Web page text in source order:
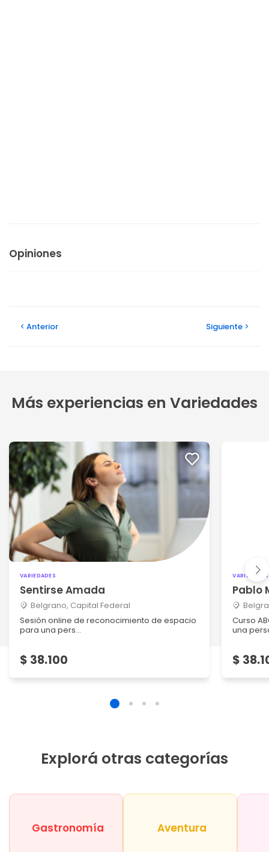
Opiniones
Anterior Siguiente
Más experiencias en Variedades
VARIEDADES
Sentirse Amada
Belgrano, Capital Federal
Sesión online de reconocimiento de espacio
para una pers...
$ 38.100
VARIEDADES
Pablo
Curso
una
$
Explorá otras categorías
Gastronomía Aventura